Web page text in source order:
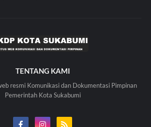
TENTANG KAMI
resmi Komunikasi dan Dokumentasi Pimpinan
Pemerintah Kota Sukabumi